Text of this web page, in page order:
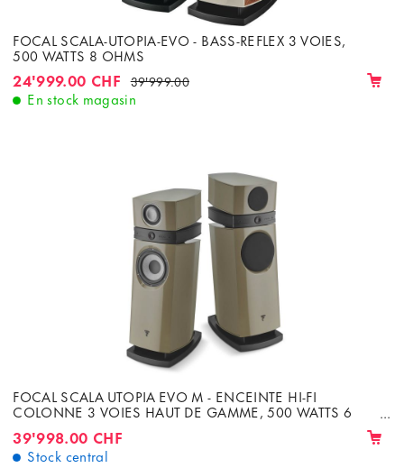
FOCAL SCALA-UTOPIA-EVO - BASS-REFLEX 3 VOIES,
500 WATTS 8 OHMS
24'999.00 CHF 39'999.00
En stock magasin
FOCAL SCALA UTOPIA EVO M - ENCEINTE HI-FI
COLONNE 3 VOIES HAUT DE GAMME, 500 WATTS 6
39'998.00 CHF
Stock central